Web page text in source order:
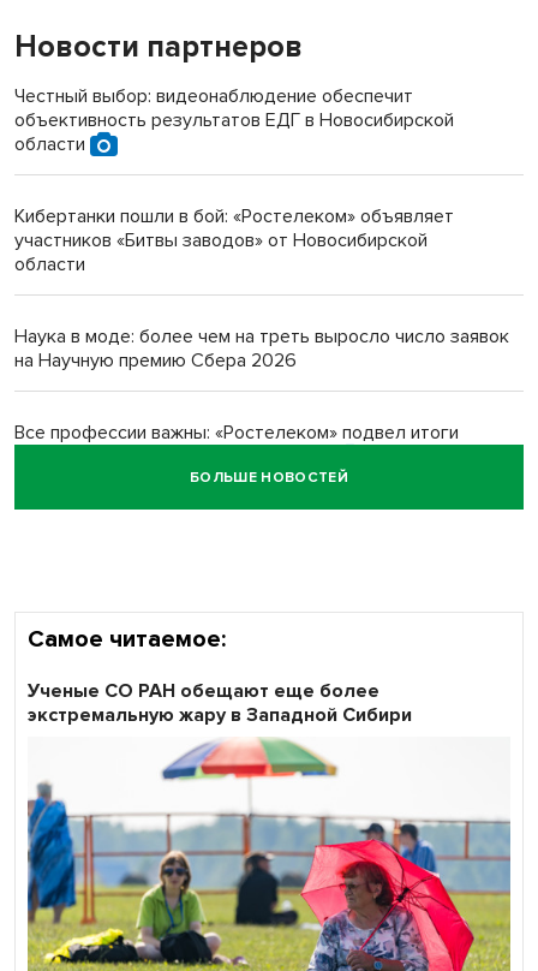
«Мы живём на пастбище!»: в новосибирском селе лошади
терроризируют жителей
Инвалид получил условный срок за избиение врачей
протезом под Новосибирском
Новосибирский преподаватель с женой вошли в топ-16
многодетных в России
Обновлённое отделение ВТБ открылось в Искитиме
Новости партнеров
Честный выбор: видеонаблюдение обеспечит
объективность результатов ЕДГ в Новосибирской
области
Кибертанки пошли в бой: «Ростелеком» объявляет
участников «Битвы заводов» от Новосибирской
области
Наука в моде: более чем на треть выросло число заявок
на Научную премию Сбера 2026
Все профессии важны: «Ростелеком» подвел итоги
БОЛЬШЕ НОВОСТЕЙ
Самое читаемое:
Ученые СО РАН обещают еще более
экстремальную жару в Западной Сибири